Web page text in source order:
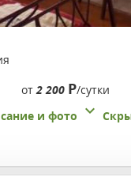
от2 200 Р/сутки
и фото